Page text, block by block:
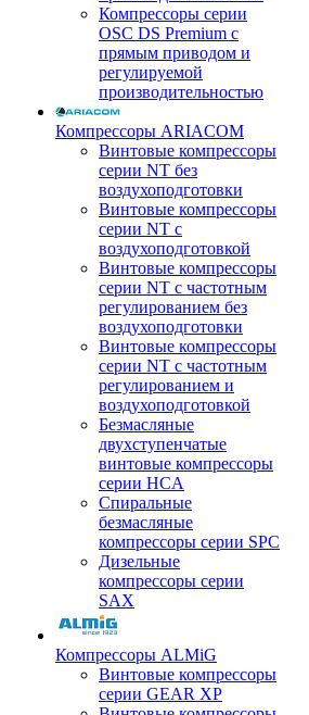
Компрессоры серии
OSC DS Premium с
прямым приводом и
регулируемой
производительностью
Компрессоры ARIACOM
Винтовые компрессоры
серии NT без
воздухоподготовки
Винтовые компрессоры
серии NT c
воздухоподготовкой
Винтовые компрессоры
серии NT с частотным
регулированием без
воздухоподготовки
Винтовые компрессоры
серии NT с частотным
регулированием и
воздухоподготовкой
Безмасляные
двухступенчатые
винтовые компрессоры
серии HCA
Спиральные
безмасляные
компрессоры серии SPC
Дизельные
компрессоры серии
SAX
Компрессоры ALMiG
Винтовые компрессоры
серии GEAR XP